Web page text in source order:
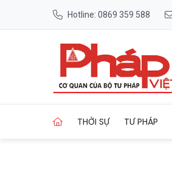
Hotline: 0869 359 588
THỜI SỰ TƯ PHÁP